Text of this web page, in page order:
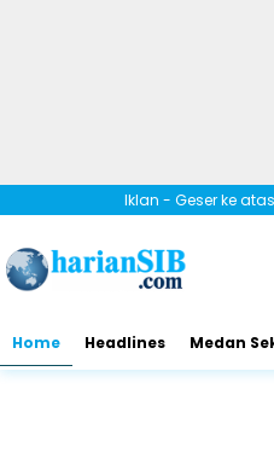
Iklan - Geser ke
Home Headlines Medan